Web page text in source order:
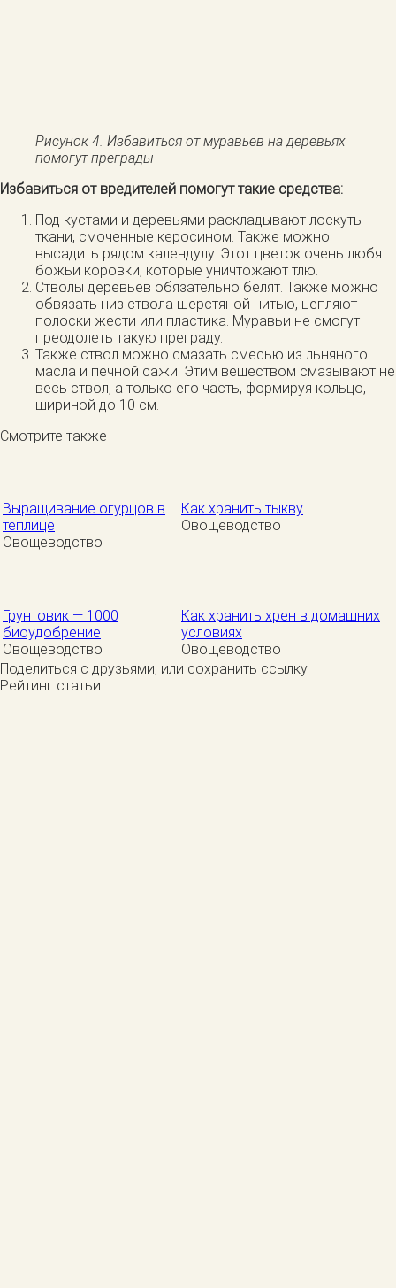
Рисунок 4. Избавиться от муравьев на деревьях
помогут преграды
Избавиться от вредителей помогут такие средства:
Под кустами и деревьями раскладывают лоскуты
ткани, смоченные керосином. Также можно
высадить рядом календулу. Этот цветок очень любят
божьи коровки, которые уничтожают тлю.
Стволы деревьев обязательно белят. Также можно
обвязать низ ствола шерстяной нитью, цепляют
полоски жести или пластика. Муравьи не смогут
преодолеть такую преграду.
Также ствол можно смазать смесью из льняного
масла и печной сажи. Этим веществом смазывают не
весь ствол, а только его часть, формируя кольцо,
шириной до 10 см.
Смотрите также
Выращивание огурцов в
теплице
Овощеводство
Как хранить тыкву
Овощеводство
Грунтовик — 1000
биоудобрение
Овощеводство
Как хранить хрен в домашних
условиях
Овощеводство
Поделиться с друзьями, или сохранить ссылку
Рейтинг статьи